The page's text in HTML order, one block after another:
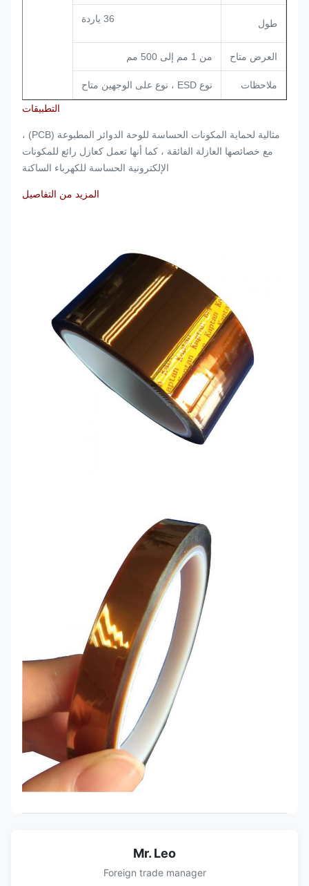
طول 36 ياردة
العرض متاح من 1 مم إلى 500 مم
ملاحظات نوع ESD ، نوع على الوجهين متاح
التطبيقات
مثالية لحماية المكونات الحساسة للوحة الدوائر المطبوعة (PCB) ،
مع خصائصها العازلة الفائقة ، كما أنها تعمل كعازل رائع للمكونات
الإلكترونية الحساسة للكهرباء الساكنة
المزيد من التفاصيل
Mr. Leo
Foreign trade manager